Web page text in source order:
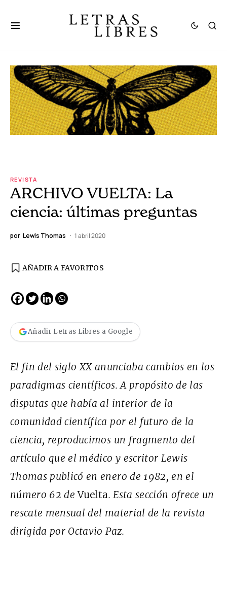
REVISTA
ARCHIVO VUELTA: La
ciencia: últimas preguntas
por Lewis Thomas 1 abril 2020
AÑADIR A FAVORITOS
Añadir Letras Libres a Google
El fin del siglo XX anunciaba cambios en los
paradigmas científicos. A propósito de las
disputas que había al interior de la
comunidad científica por el futuro de la
ciencia, reproducimos un fragmento del
artículo que el médico y escritor Lewis
Thomas publicó en enero de 1982, en el
número 62 deVuelta. Esta sección ofrece un
rescate mensual del material de la revista
dirigida por Octavio Paz.